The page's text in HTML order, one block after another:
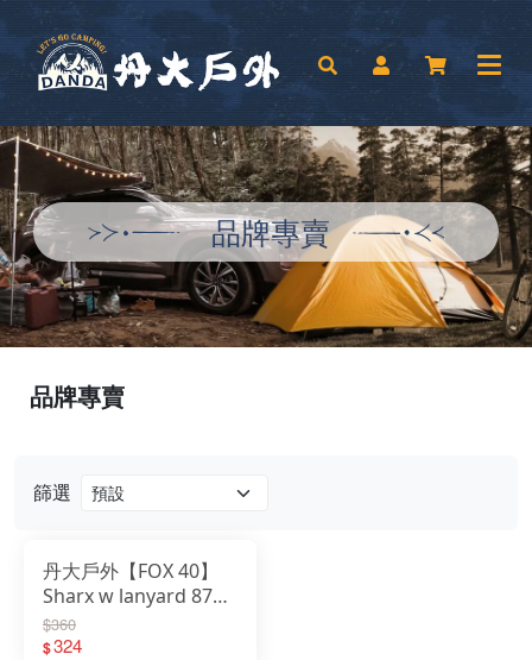
品牌專賣
篩選
丹大戶外【FOX 40】
Sharx w lanyard 8703
高音哨(附繫繩)｜哨子
｜口哨｜高音哨｜救難
$360
$324
品牌專賣